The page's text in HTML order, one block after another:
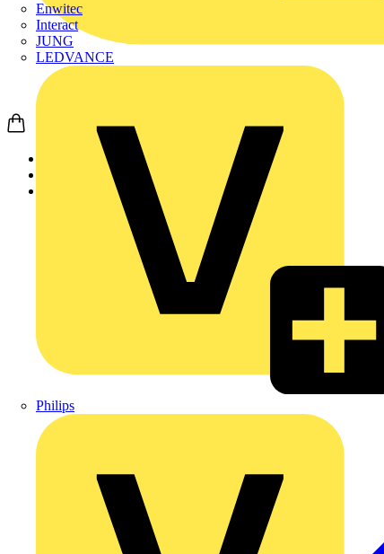
Enwitec
Interact
JUNG
LEDVANCE
Philips
Nachrichten